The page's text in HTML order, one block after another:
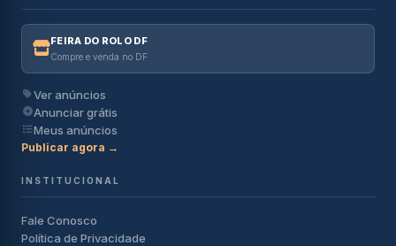
FEIRA DO ROLO DF
Compre e venda no DF
Ver anúncios
Anunciar grátis
Meus anúncios
Publicar agora →
INSTITUCIONAL
Fale Conosco
Política de Privacidade